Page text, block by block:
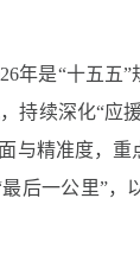
年是“十五
持续深化“应
与精准度，
后一公里”